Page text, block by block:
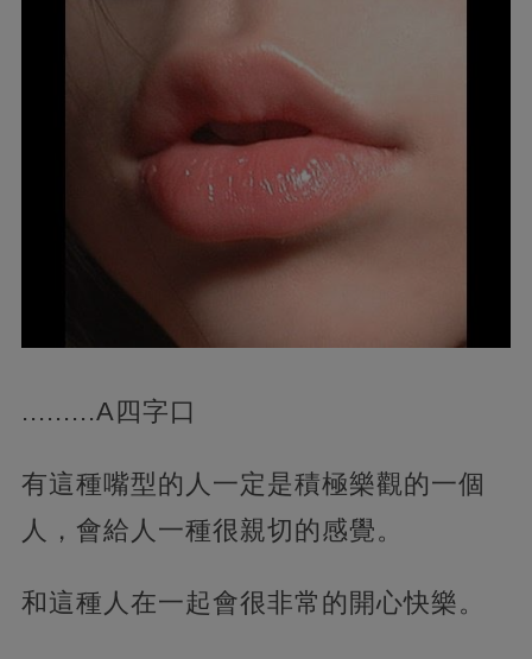
.........A四字口
有這種嘴型的人一定是積極樂觀的一個
人，會給人一種很親切的感覺。
和這種人在一起會很非常的開心快樂。